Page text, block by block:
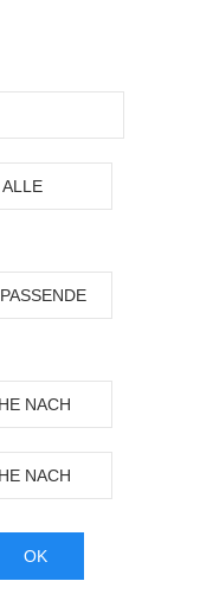
NACH
ORT
NACH